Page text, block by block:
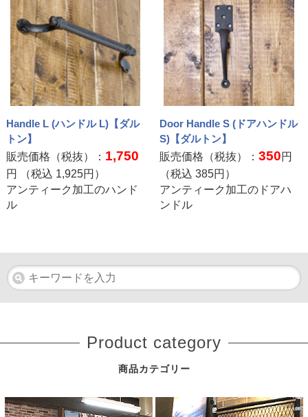
Handle L (ハンドル L)【ダル
トン】
販売価格（税抜）： 1,750
円 （税込 1,925円）
アンティーク加工のハンド
ル
Door Handle S (ドアハンドル
S)【ダルトン】
販売価格（税抜）：350円
（税込385円）
アンティーク加工のドアハ
ンドル
Product category
商品カテゴリー